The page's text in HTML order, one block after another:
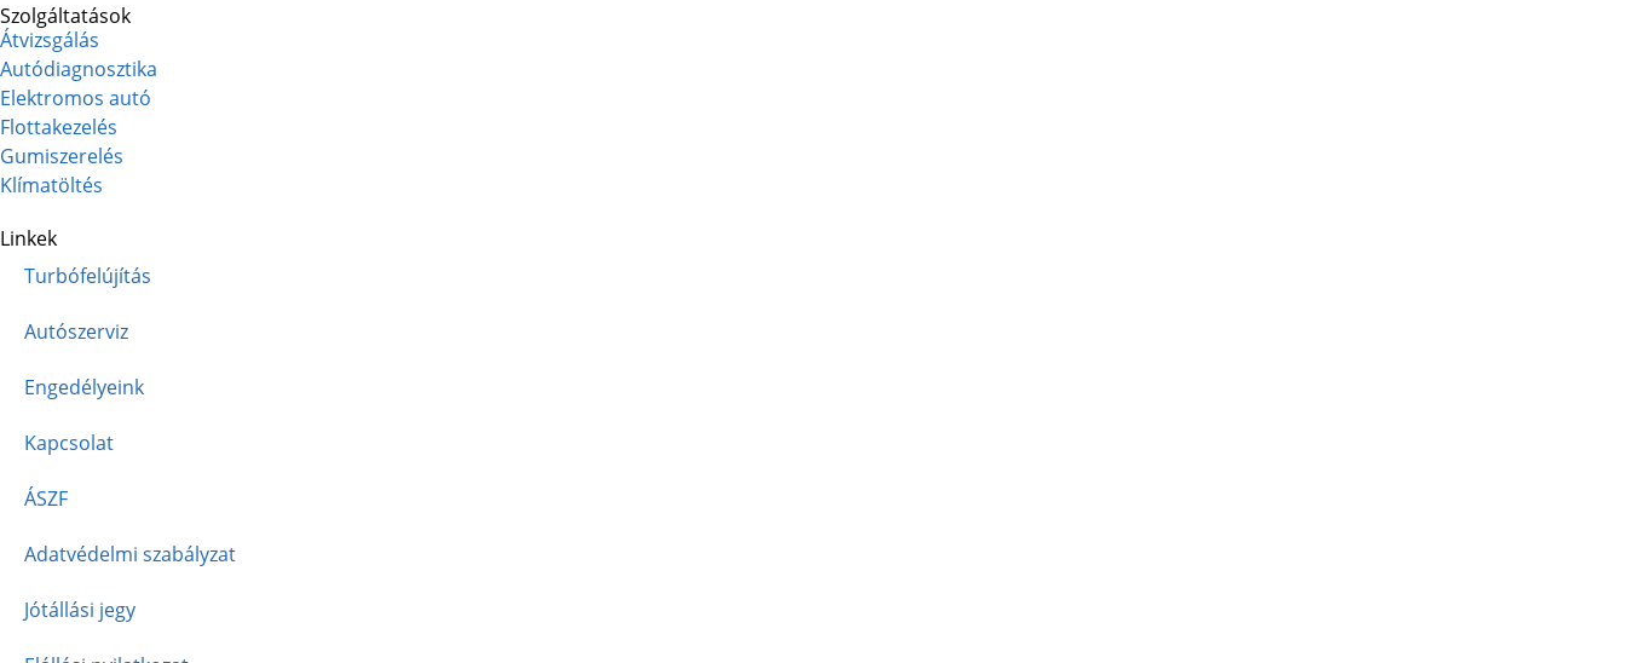
Szolgáltatások
Átvizsgálás
Autódiagnosztika
Elektromos autó
Flottakezelés
Gumiszerelés
Klímatöltés
Linkek
Turbófelújítás
Autószerviz
Engedélyeink
Kapcsolat
ÁSZF
Adatvédelmi szabályzat
Jótállási jegy